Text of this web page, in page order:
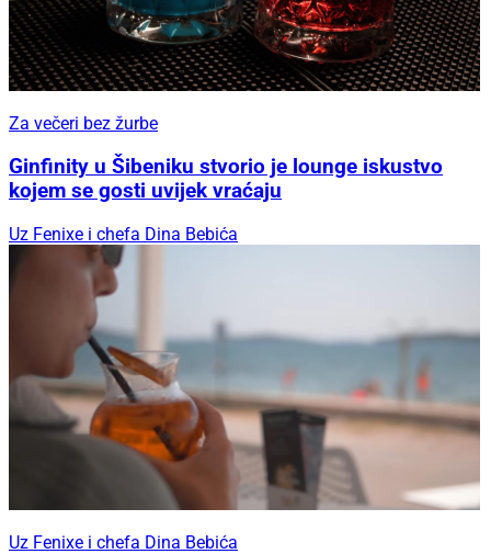
Za večeri bez žurbe
Ginfinity u Šibeniku stvorio je lounge iskustvo
kojem se gosti uvijek vraćaju
Uz Fenixe i chefa Dina Bebića
Uz Fenixe i chefa Dina Bebića